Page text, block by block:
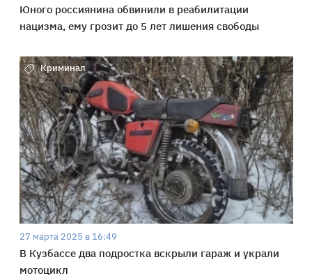
Юного россиянина обвинили в реабилитации
нацизма, ему грозит до 5 лет лишения свободы
Криминал
27 марта 2025 в 16:49
В Кузбассе два подростка вскрыли гараж и украли
мотоцикл